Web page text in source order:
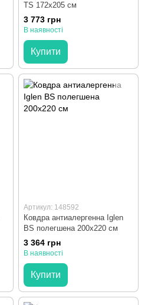
TS 172x205 см
3 773 грн
В наявності
Купити
Артикул: 148592
Ковдра антиалергенна Iglen
BS полегшена 200x220 см
3 364 грн
В наявності
Купити